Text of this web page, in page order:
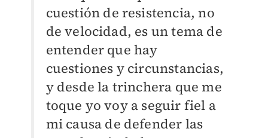
cuestión de resistencia, no
de velocidad, es un tema de
entender que hay
cuestiones y circunstancias,
y desde la trinchera que me
toque yo voy a seguir fiel a
mi causa de defender las